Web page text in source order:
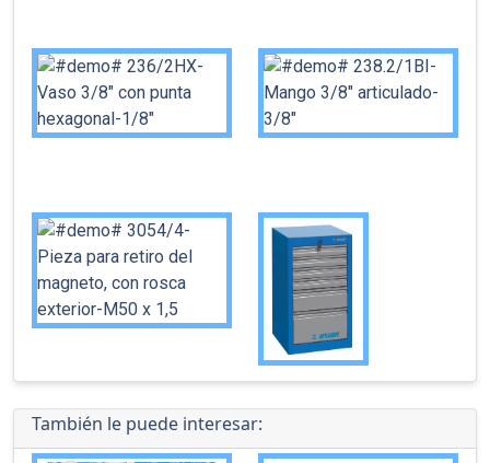
También le puede interesar: